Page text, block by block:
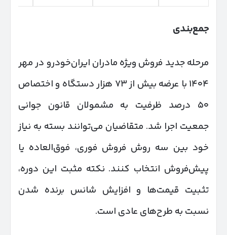
جمع‌بندی
مرحله جدید فروش ویژه مادران ایران‌خودرو در مهر
۱۴۰۴ با عرضه بیش از ۷۳ هزار دستگاه و اختصاص
۵۰ درصد ظرفیت به مشمولان قانون جوانی
جمعیت اجرا شد. متقاضیان می‌توانند بسته به نیاز
خود بین سه روش فروش فوری، فوق‌العاده یا
پیش‌فروش انتخاب کنند. نکته مثبت این دوره،
تثبیت قیمت‌ها و افزایش شانس برنده شدن
نسبت به طرح‌های عادی است.